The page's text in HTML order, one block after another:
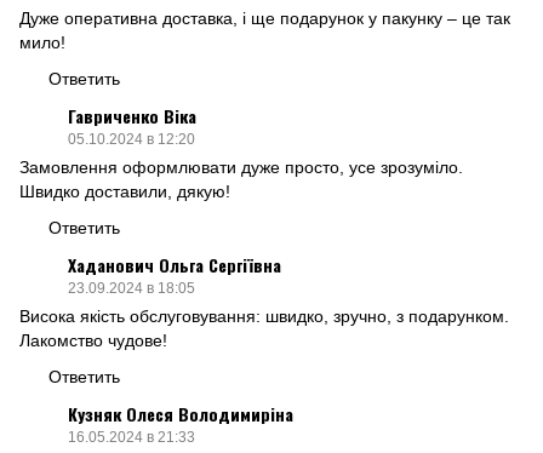
Дуже оперативна доставка, і ще подарунок у пакунку – це так
мило!
Ответить
Гавриченко Віка
05.10.2024 в 12:20
Замовлення оформлювати дуже просто, усе зрозуміло.
Швидко доставили, дякую!
Ответить
Хаданович Ольга Сергіївна
23.09.2024 в 18:05
Висока якість обслуговування: швидко, зручно, з подарунком.
Лакомство чудове!
Ответить
Кузняк Олеся Володимиріна
16.05.2024 в 21:33